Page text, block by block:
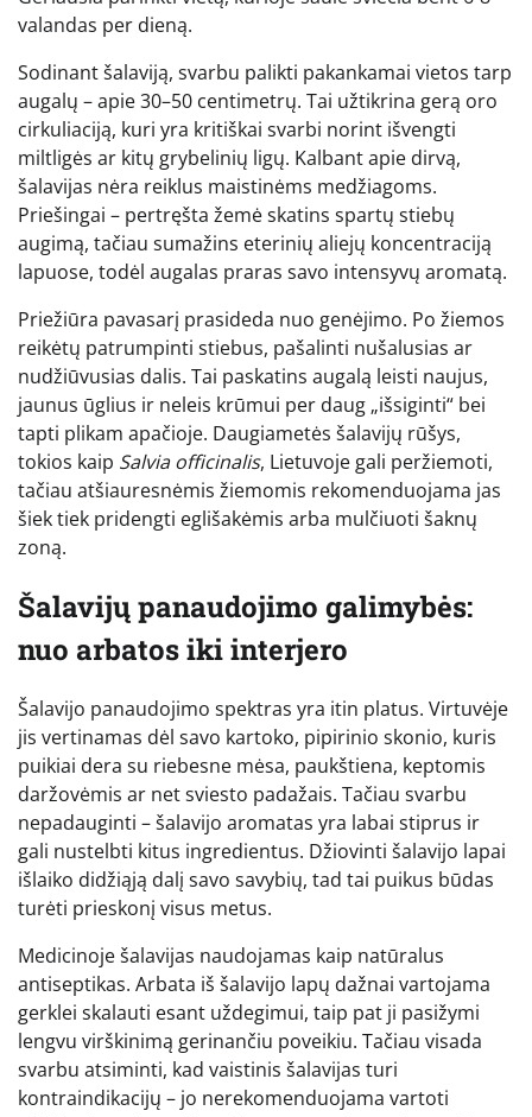
valandas per dieną.
Sodinant šalaviją, svarbu palikti pakankamai vietos tarp
augalų – apie 30–50 centimetrų. Tai užtikrina gerą oro
cirkuliaciją, kuri yra kritiškai svarbi norint išvengti
miltligės ar kitų grybelinių ligų. Kalbant apie dirvą,
šalavijas nėra reiklus maistinėms medžiagoms.
Priešingai – pertręšta žemė skatins spartų stiebų
augimą, tačiau sumažins eterinių aliejų koncentraciją
lapuose, todėl augalas praras savo intensyvų aromatą.
Priežiūra pavasarį prasideda nuo genėjimo. Po žiemos
reikėtų patrumpinti stiebus, pašalinti nušalusias ar
nudžiūvusias dalis. Tai paskatins augalą leisti naujus,
jaunus ūglius ir neleis krūmui per daug „išsiginti“ bei
tapti plikam apačioje. Daugiametės šalavijų rūšys,
tokios kaip Salvia officinalis, Lietuvoje gali peržiemoti,
tačiau atšiauresnėmis žiemomis rekomenduojama jas
šiek tiek pridengti eglišakėmis arba mulčiuoti šaknų
zoną.
Šalavijų panaudojimo galimybės:
nuo arbatos iki interjero
Šalavijo panaudojimo spektras yra itin platus. Virtuvėje
jis vertinamas dėl savo kartoko, pipirinio skonio, kuris
puikiai dera su riebesne mėsa, paukštiena, keptomis
daržovėmis ar net sviesto padažais. Tačiau svarbu
nepadauginti – šalavijo aromatas yra labai stiprus ir
gali nustelbti kitus ingredientus. Džiovinti šalavijo lapai
išlaiko didžiąją dalį savo savybių, tad tai puikus būdas
turėti prieskonį visus metus.
Medicinoje šalavijas naudojamas kaip natūralus
antiseptikas. Arbata iš šalavijo lapų dažnai vartojama
gerklei skalauti esant uždegimui, taip pat ji pasižymi
lengvu virškinimą gerinančiu poveikiu. Tačiau visada
svarbu atsiminti, kad vaistinis šalavijas turi
kontraindikacijų – jo nerekomenduojama vartoti